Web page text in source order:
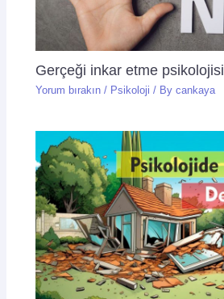
Gerçeği inkar etme psikolojisi
Yorum bırakın / Psikoloji / Bycankaya